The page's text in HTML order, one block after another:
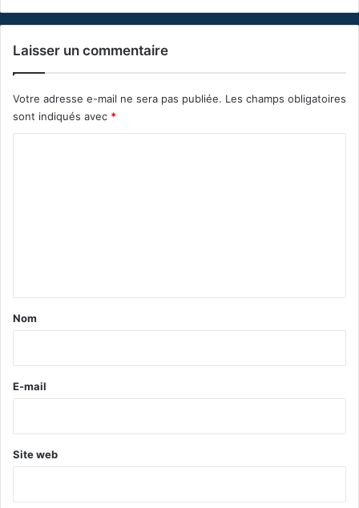
Laisser un commentaire
Votre adresse e-mail ne sera pas publiée. Les champs obligatoires
sont indiqués avec *
a
e
Nom
E-mail
Site web